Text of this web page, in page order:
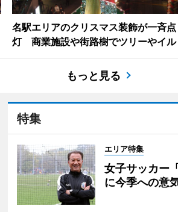
名駅エリアのクリスマス装飾が一斉点
灯 商業施設や街路樹でツリーやイル
もっと見る
特集
エリア特集
女子サッカー
に今季への意